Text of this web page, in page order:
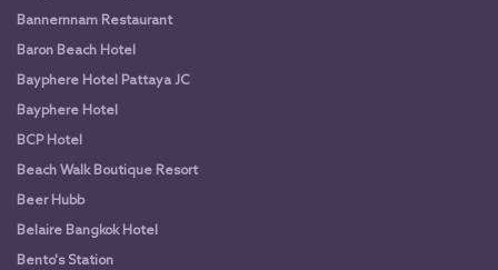
Bannernnam Restaurant
Baron Beach Hotel
Bayphere Hotel Pattaya JC
Bayphere Hotel
BCP Hotel
Beach Walk Boutique Resort
Beer Hubb
Belaire Bangkok Hotel
Bento's Station